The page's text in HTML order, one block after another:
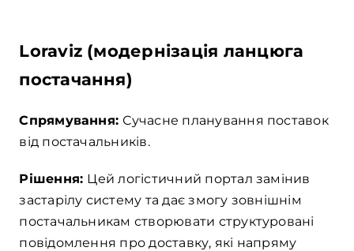
Loraviz (модернізація ланцюга
постачання)
Спрямування: Сучасне планування поставок
від постачальників.
Рішення: Цей логістичний портал замінив
застарілу систему та дає змогу зовнішнім
постачальникам створювати структуровані
повідомлення про доставку, які напряму